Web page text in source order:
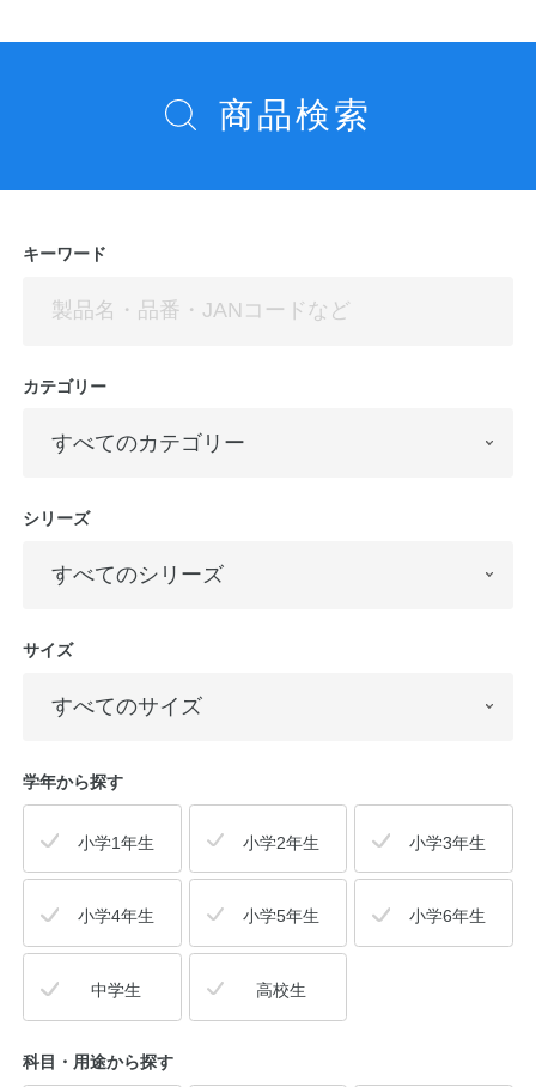
ー
商品検索
キーワード
カテゴリー
シリーズ
サイズ
学年から探す
小学1年生 小学2年生 小学3年生
小学4年生 小学5年生 小学6年生
中学生 高校生
科目・用途から探す